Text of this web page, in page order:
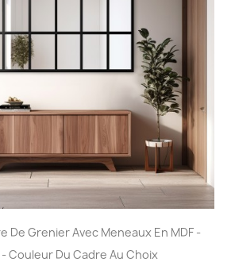
De Grenier Avec Meneaux En MDF -
- Couleur Du Cadre Au Choix